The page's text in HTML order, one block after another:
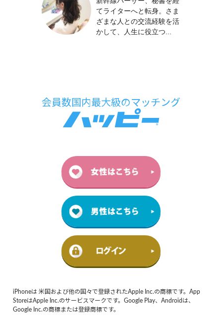
てライターへと転身。さま
ざまな人との交流経験を活
かして、人生に役立つ...
iPhoneは 米国および他の国々で登録されたApple Inc.の商標です。App
StoreはApple Inc.のサービスマークです。Google Play、Androidは、
Google Inc.の商標または登録商標です。